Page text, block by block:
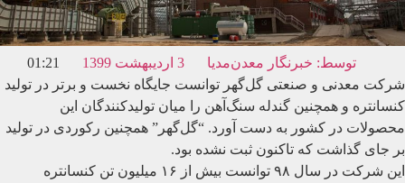
توسط: خبرنگار معدن‌مدیا 3 اردیبهشت 1399
01:21
شرکت معدنی و صنعتی گل‌گهر توانست جایگاه نخست و برتر در تولید
کنسانتره و همچنین گندله سنگ‌آهن را میان تولیدکنندگان این
محصولات در کشور به دست آورد. “گل‌گهر” همچنین رکوردی در تولید
بر جای گذاشت که تاکنون ثبت نشده بود.
این شرکت در سال ۹۸ توانست بیش از ۱۶ میلیون تن کنسانتره